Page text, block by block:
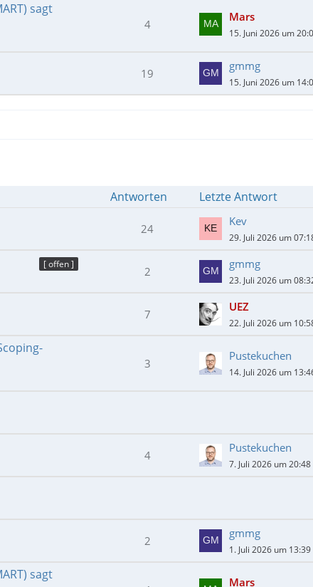
sagt
4
Mars
15. Juni 2026 um
19
gmmg
15. Juni 2026 um
Antworten
Letzte Antwort
24
Kev
29. Juli 2026 um
[ offen ]
2
gmmg
23. Juli 2026 um
7
UEZ
22. Juli 2026 um
3
Pustekuchen
14. Juli 2026 um
4
Pustekuchen
7. Juli 2026 um 20:48
2
gmmg
1. Juli 2026 um 13:39
sagt
Mars